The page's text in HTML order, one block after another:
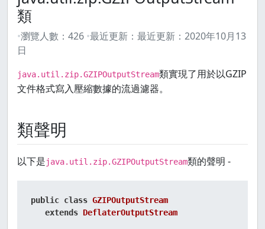
類
瀏覽人數： 426 最近更新： 最近更新： 2020年10月13
日
java.util.zip.GZIPOutputStream類實現了用於以GZIP
文件格式寫入壓縮數據的流過濾器。
類聲明
以下是java.util.zip.GZIPOutputStream類的聲明 -
public class GZIPOutputStream
extends DeflaterOutputStream